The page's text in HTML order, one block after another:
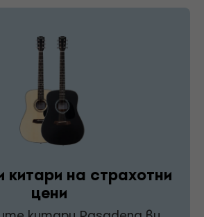
китари на страхотни
цени